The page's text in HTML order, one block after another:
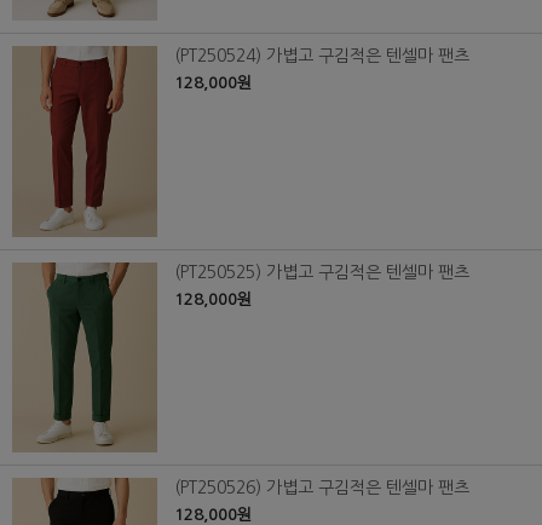
(PT250524) 가볍고 구김적은 텐셀마 팬츠
128,000원
(PT250525) 가볍고 구김적은 텐셀마 팬츠
128,000원
(PT250526) 가볍고 구김적은 텐셀마 팬츠
128,000원